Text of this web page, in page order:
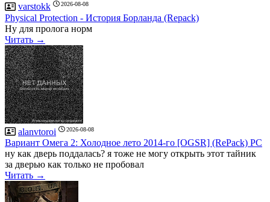
varstokk 2026-08-08
Рhysical Рrotection - История Борланда (Repack)
Ну для пролога норм
Читать →
alanvtoroi 2026-08-08
Вариант Омега 2: Холодное лето 2014-го [OGSR] (RePack) PC
ну как дверь поддалась? я тоже не могу открыть этот тайник
за дверью как только не пробовал
Читать →